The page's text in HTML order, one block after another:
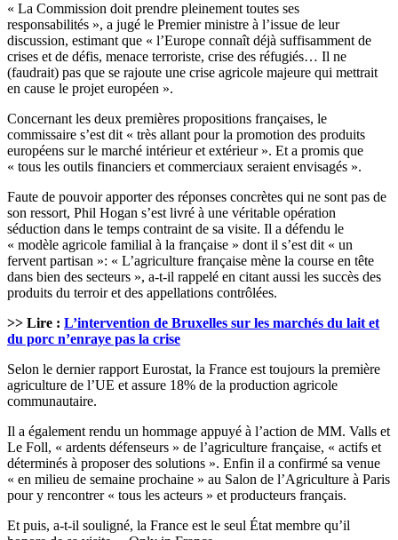
« La Commission doit prendre pleinement toutes ses
responsabilités », a jugé le Premier ministre à l’issue de leur
discussion, estimant que « l’Europe connaît déjà suffisamment de
crises et de défis, menace terroriste, crise des réfugiés… Il ne
(faudrait) pas que se rajoute une crise agricole majeure qui mettrait
en cause le projet européen ».
Concernant les deux premières propositions françaises, le
commissaire s’est dit « très allant pour la promotion des produits
européens sur le marché intérieur et extérieur ». Et a promis que
« tous les outils financiers et commerciaux seraient envisagés ».
Faute de pouvoir apporter des réponses concrètes qui ne sont pas de
son ressort, Phil Hogan s’est livré à une véritable opération
séduction dans le temps contraint de sa visite. Il a défendu le
« modèle agricole familial à la française » dont il s’est dit « un
fervent partisan »: « L’agriculture française mène la course en tête
dans bien des secteurs », a-t-il rappelé en citant aussi les succès des
produits du terroir et des appellations contrôlées.
>> Lire : L’intervention de Bruxelles sur les marchés du lait et
du porc n’enraye pas la crise
Selon le dernier rapport Eurostat, la France est toujours la première
agriculture de l’UE et assure 18% de la production agricole
communautaire.
Il a également rendu un hommage appuyé à l’action de MM. Valls et
Le Foll, « ardents défenseurs » de l’agriculture française, « actifs et
déterminés à proposer des solutions ». Enfin il a confirmé sa venue
« en milieu de semaine prochaine » au Salon de l’Agriculture à Paris
pour y rencontrer « tous les acteurs » et producteurs français.
Et puis, a-t-il souligné, la France est le seul État membre qu’il